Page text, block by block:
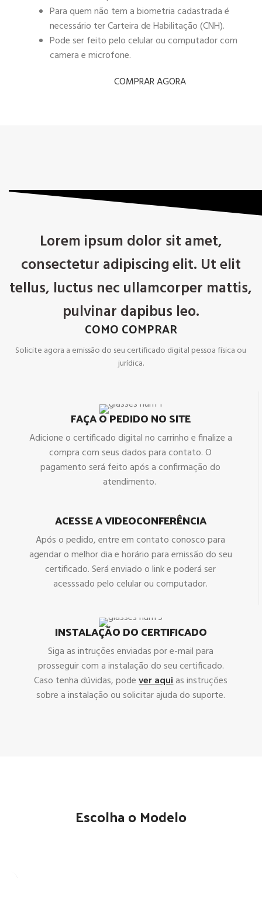
Para quem não tem a biometria cadastrada é
necessário ter Carteira de Habilitação (CNH).
Pode ser feito pelo celular ou computador com
camera e microfone.
COMPRAR AGORA
Lorem ipsum dolor sit amet,
consectetur adipiscing elit. Ut elit
tellus, luctus nec ullamcorper mattis,
pulvinar dapibus leo.
COMO COMPRAR
Solicite agora a emissão do seu certificado digital pessoa física ou
jurídica.
FAÇA O PEDIDO NO SITE
Adicione o certificado digital no carrinho e finalize a
compra com seus dados para contato. O
pagamento será feito após a confirmação do
atendimento.
ACESSE A VIDEOCONFERÊNCIA
Após o pedido, entre em contato conosco para
agendar o melhor dia e horário para emissão do seu
certificado. Será enviado o link e poderá ser
acesssado pelo celular ou computador.
INSTALAÇÃO DO CERTIFICADO
Siga as intruções enviadas por e-mail para
prosseguir com a instalação do seu certificado.
Caso tenha dúvidas, podever aquias instruções
sobre a instalação ou solicitar ajuda do suporte.
Escolha o Modelo